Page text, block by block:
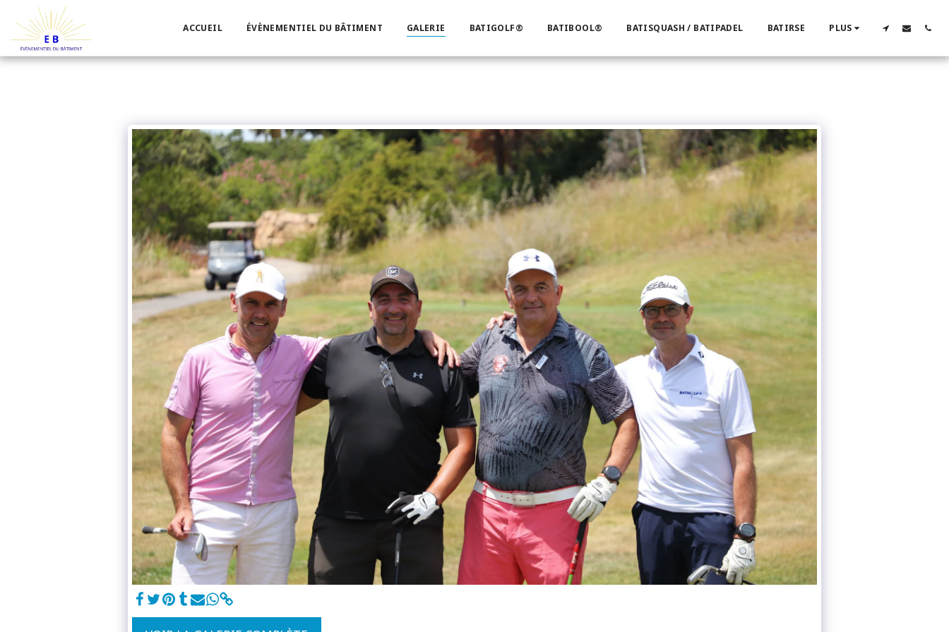
ACCUEIL ÉVÈNEMENTIEL DU BÂTIMENT GALERIE BATIGOLF® BATIBOOL® BATISQUASH / BATIPADEL BATIRSE PLUS